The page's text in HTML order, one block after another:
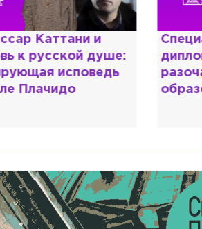
Специалист с напрасным
дипломом: почему мир
разочаровался в высшем
образовании?